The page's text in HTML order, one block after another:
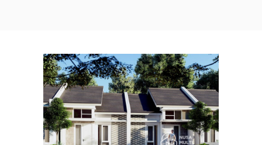
Desain Cluster Premier 3 di
Cibinong Bogor
DESAIN RUMAH TERBAIK